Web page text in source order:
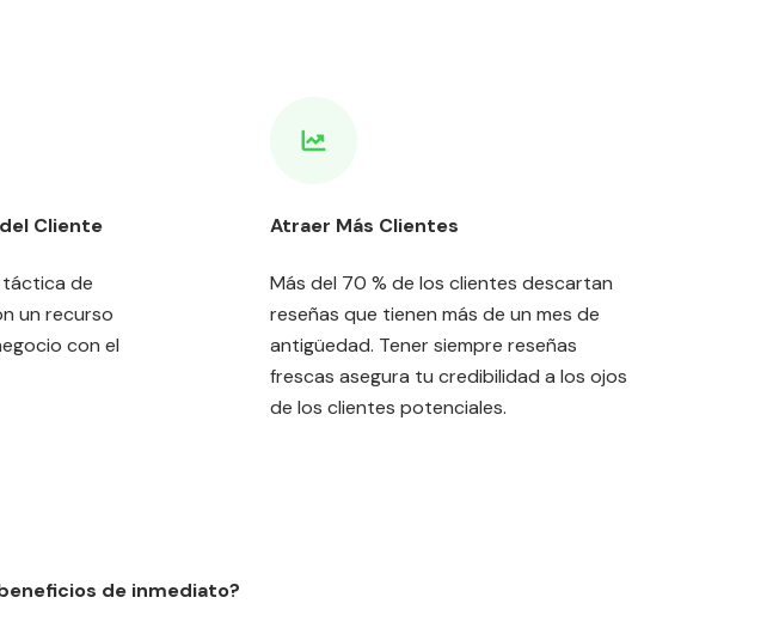
Cliente
táctica de
un recurso
con el
Atraer Más Clientes
Más del 70 % de los clientes descartan
reseñas que tienen más de un mes de
antigüedad. Tener siempre reseñas
frescas asegura tu credibilidad a los ojos
de los clientes potenciales.
de inmediato?